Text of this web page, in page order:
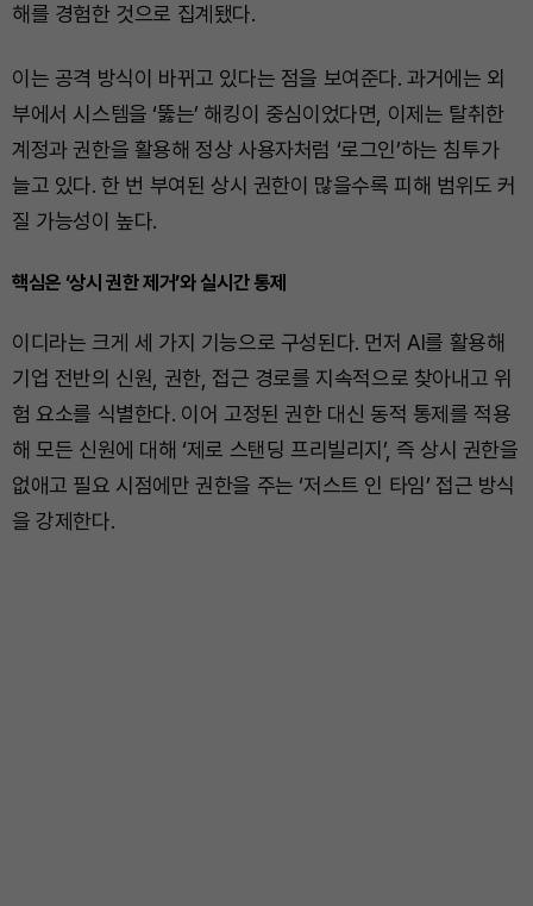
해를 경험한 것으로 집계됐다.
이는 공격 방식이 바뀌고 있다는 점을 보여준다. 과거에는 외
부에서 시스템을 ‘뚫는’ 해킹이 중심이었다면, 이제는 탈취한
계정과 권한을 활용해 정상 사용자처럼 ‘로그인’하는 침투가
늘고 있다. 한 번 부여된 상시 권한이 많을수록 피해 범위도 커
질 가능성이 높다.
핵심은 ‘상시 권한 제거’와 실시간 통제
이디라는 크게 세 가지 기능으로 구성된다. 먼저 AI를 활용해
기업 전반의 신원, 권한, 접근 경로를 지속적으로 찾아내고 위
험 요소를 식별한다. 이어 고정된 권한 대신 동적 통제를 적용
해 모든 신원에 대해 ‘제로 스탠딩 프리빌리지’, 즉 상시 권한을
없애고 필요 시점에만 권한을 주는 ‘저스트 인 타임’ 접근 방식
을 강제한다.